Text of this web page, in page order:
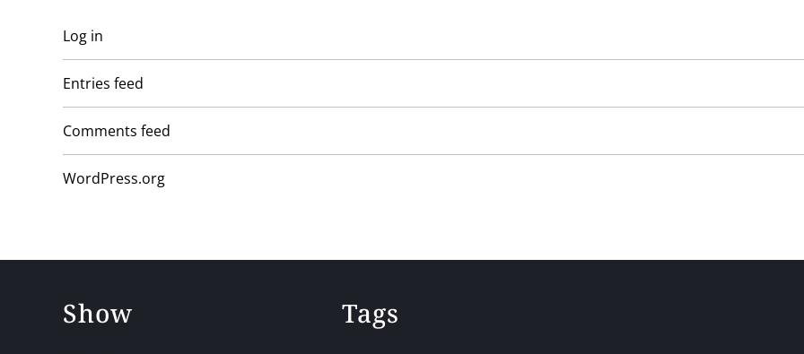
Log in
Entries feed
Comments feed
WordPress.org
Show Tags